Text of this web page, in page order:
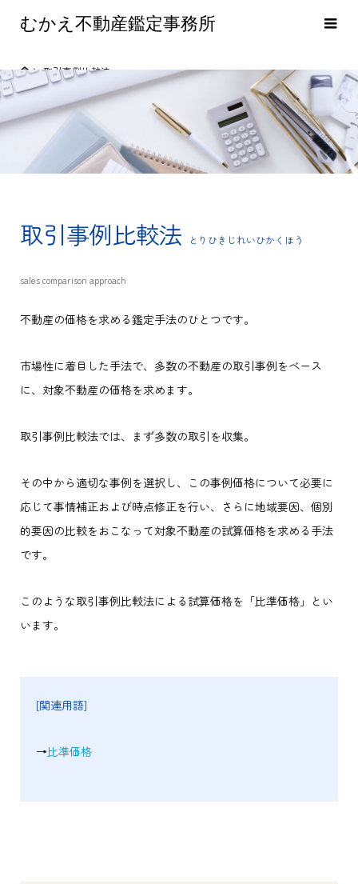
むかえ不動産鑑定事務所
取引事例比較法
取引事例比較法 とりひきじれいひかくほう
sales comparison approach
不動産の価格を求める鑑定手法のひとつです。
市場性に着目した手法で、多数の不動産の取引事例をベース
に、対象不動産の価格を求めます。
取引事例比較法では、まず多数の取引を収集。
その中から適切な事例を選択し、この事例価格について必要に
応じて事情補正および時点修正を行い、さらに地域要因、個別
的要因の比較をおこなって対象不動産の試算価格を求める手法
です。
このような取引事例比較法による試算価格を「比準価格」とい
います。
[関連用語]
→比準価格